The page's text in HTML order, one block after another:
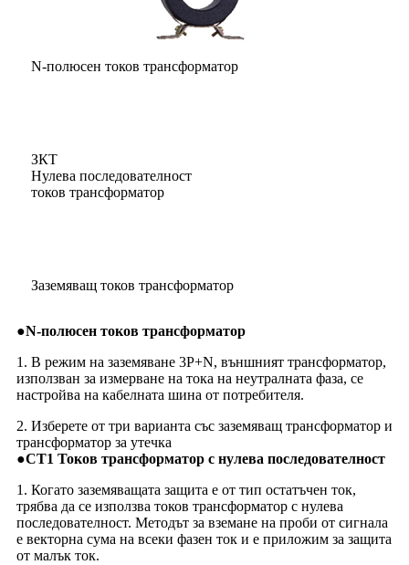
N-полюсен токов трансформатор
ЗКТ
Нулева последователност
токов трансформатор
Заземяващ токов трансформатор
●N-полюсен токов трансформатор
1. В режим на заземяване 3P+N, външният трансформатор,
използван за измерване на тока на неутралната фаза, се
настройва на кабелната шина от потребителя.
2. Изберете от три варианта със заземяващ трансформатор и
трансформатор за утечка
●CT1 Токов трансформатор с нулева последователност
1. Когато заземяващата защита е от тип остатъчен ток,
трябва да се използва токов трансформатор с нулева
последователност. Методът за вземане на проби от сигнала
е векторна сума на всеки фазен ток и е приложим за защита
от малък ток.